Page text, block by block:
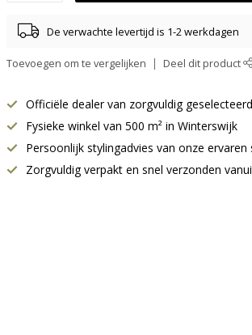
De verwachte levertijd is 1-2 werkdagen
Toevoegen om te vergelijken Deel dit product
Officiële dealer van zorgvuldig
Fysieke winkel van 500 m² in Winterswijk
Persoonlijk stylingadvies van onze
Zorgvuldig verpakt en snel verzonden